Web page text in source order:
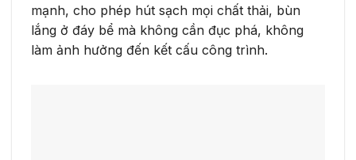
mạnh, cho phép hút sạch mọi chất thải, bùn
lắng ở đáy bể mà không cần đục phá, không
làm ảnh hưởng đến kết cấu công trình.